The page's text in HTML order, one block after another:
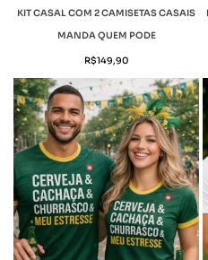
KIT CASAL COM 2 CAMISETAS CASAIS
MANDA QUEM PODE
R$149,90